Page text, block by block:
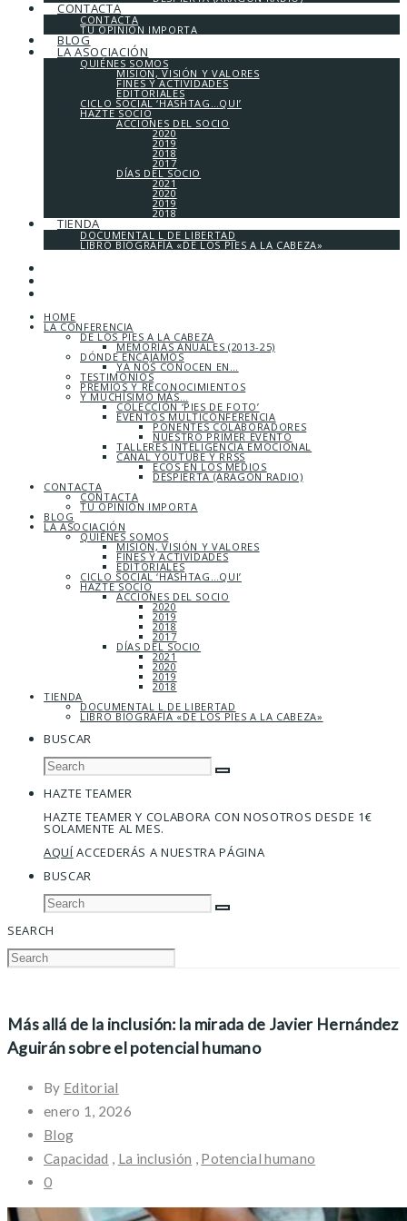
CONTACTA
CONTACTA
TU OPINIÓN IMPORTA
BLOG
LA ASOCIACIÓN
QUIÉNES SOMOS
MISIÓN, VISIÓN Y VALORES
FINES Y ACTIVIDADES
EDITORIALES
CICLO SOCIAL ‘HASHTAG…QUI’
HAZTE SOCIO
ACCIONES DEL SOCIO
2020
2019
2018
2017
DÍAS DEL SOCIO
2021
2020
2019
2018
TIENDA
DOCUMENTAL L DE LIBERTAD
LIBRO BIOGRAFÍA «DE LOS PIES A LA CABEZA»
HOME
LA CONFERENCIA
DE LOS PIES A LA CABEZA
MEMORIAS ANUALES (2013-25)
DÓNDE ENCAJAMOS
YA NOS CONOCEN EN…
TESTIMONIOS
PREMIOS Y RECONOCIMIENTOS
Y MUCHÍSIMO MÁS…
COLECCIÓN ‘PIES DE FOTO’
EVENTOS MULTICONFERENCIA
PONENTES COLABORADORES
NUESTRO PRIMER EVENTO
TALLERES INTELIGENCIA EMOCIONAL
CANAL YOUTUBE Y RRSS
ECOS EN LOS MEDIOS
DESPIERTA (ARAGÓN RADIO)
CONTACTA
CONTACTA
TU OPINIÓN IMPORTA
BLOG
LA ASOCIACIÓN
QUIÉNES SOMOS
MISIÓN, VISIÓN Y VALORES
FINES Y ACTIVIDADES
EDITORIALES
CICLO SOCIAL ‘HASHTAG…QUI’
HAZTE SOCIO
ACCIONES DEL SOCIO
2020
2019
2018
2017
DÍAS DEL SOCIO
2021
2020
2019
2018
TIENDA
DOCUMENTAL L DE LIBERTAD
LIBRO BIOGRAFÍA «DE LOS PIES A LA CABEZA»
BUSCAR
HAZTE TEAMER
HAZTE TEAMER Y COLABORA CON NOSOTROS DESDE 1€
SOLAMENTE AL MES.
AQUÍACCEDERÁS A NUESTRA PÁGINA
BUSCAR
SEARCH
Más allá de la inclusión: la mirada de Javier Hernández
Aguirán sobre el potencial humano
By Editorial
enero 1, 2026
Blog
Capacidad
La inclusión
Potencial humano
0